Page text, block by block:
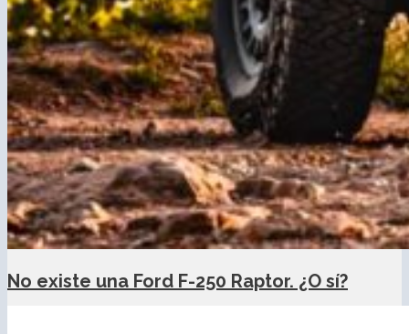
No existe una Ford F-250 Raptor. ¿O sí?